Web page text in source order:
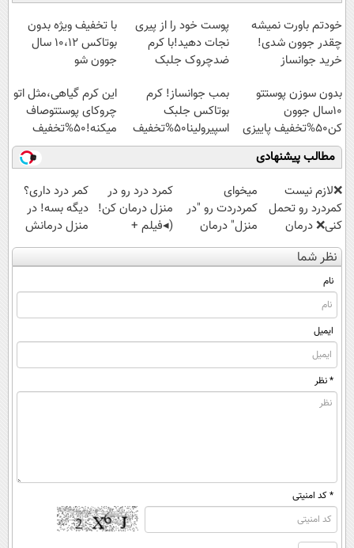
پرداخت قسطی
خودتم باورت نمیشه
چقدر جوون شدی!
خرید جوانساز
ویژه
پوست خود را از پیری
نجات دهید!با کرم
ضدچروک جلبک
با تخفیف ویژه بدون
بوتاکس ۱۰،۱۲ سال
جوون شو
بدون سوزن پوستتو
10سال جوون
کن50%تخفیف پاییزی
بمب جوانساز! کرم
بوتاکس جلبک
اسپیرولینا50%تخفیف
این کرم گیاهی،مثل اتو
چروکای پوستتوصاف
میکنه!50%تخفیف
مطالب پیشنهادی
❌لازم نیست
کمردرد رو تحمل
کنی❌ درمان
بدون جراحی و
قرص
(پرسشنامه)
میخوای
کمردردت رو "در
منزل" درمان
کنی؟ (◂فیلم +
◂پرسش‌نامه)
کمرد درد رو در
منزل درمان کن!
(◂فیلم +
پرسش‌نامه)
کمر درد داری؟
دیگه بسه! در
منزل درمانش
کن
(◀پرسش‌نامه)
نظر شما
نام
ایمیل
* نظر
* کد امنیتی